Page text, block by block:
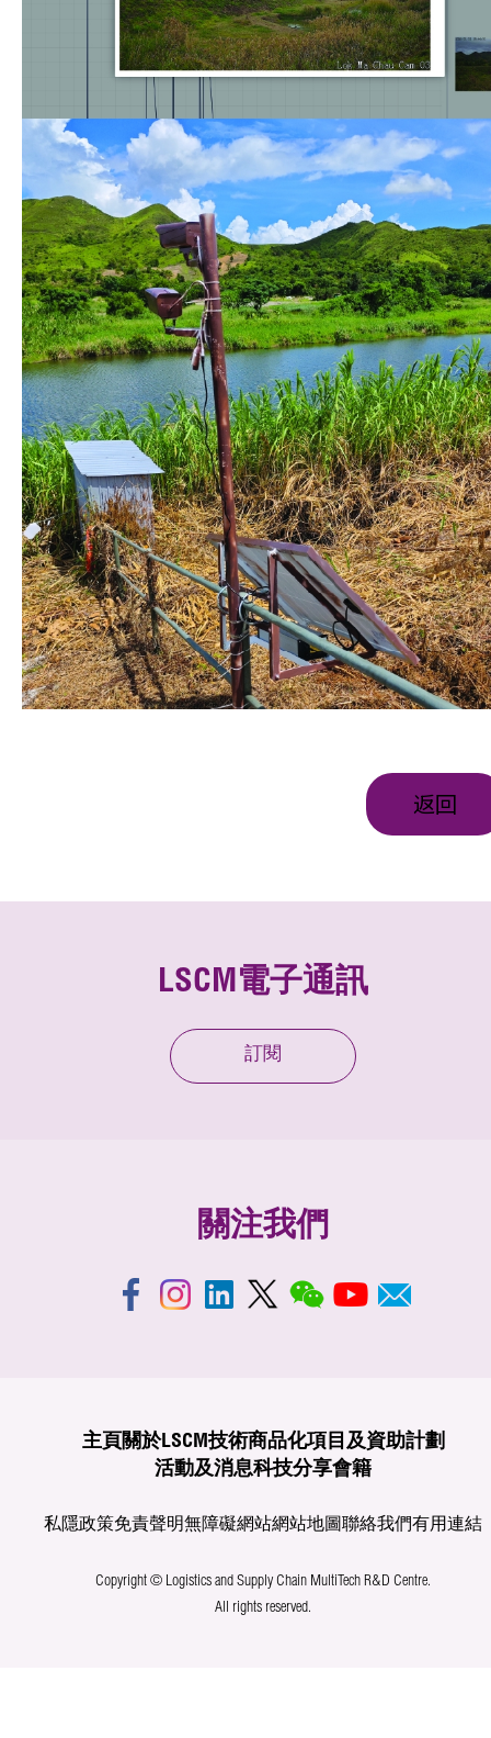
返回
LSCM電子通訊
訂閱
關注我們
主頁關於LSCM技術商品化項目及資助計劃
活動及消息科技分享會籍
私隱政策免責聲明無障礙網站網站地圖聯絡我們有用連結
Copyright © Logistics and Supply Chain MultiTech R&D Centre.
All rights reserved.